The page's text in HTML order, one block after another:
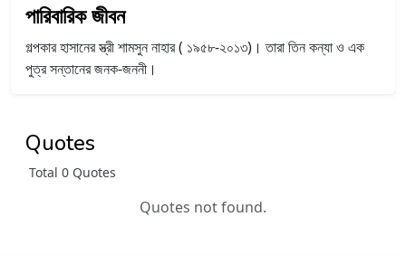
পারিবারিক জীবন
গল্পকার হাসানের স্ত্রী শামসুন নাহার ( ১৯৫৮-২০১৩)। তারা তিন কন্যা ও এক
পুত্র সন্তানের জনক-জননী।
Quotes
Total 0 Quotes
Quotes not found.